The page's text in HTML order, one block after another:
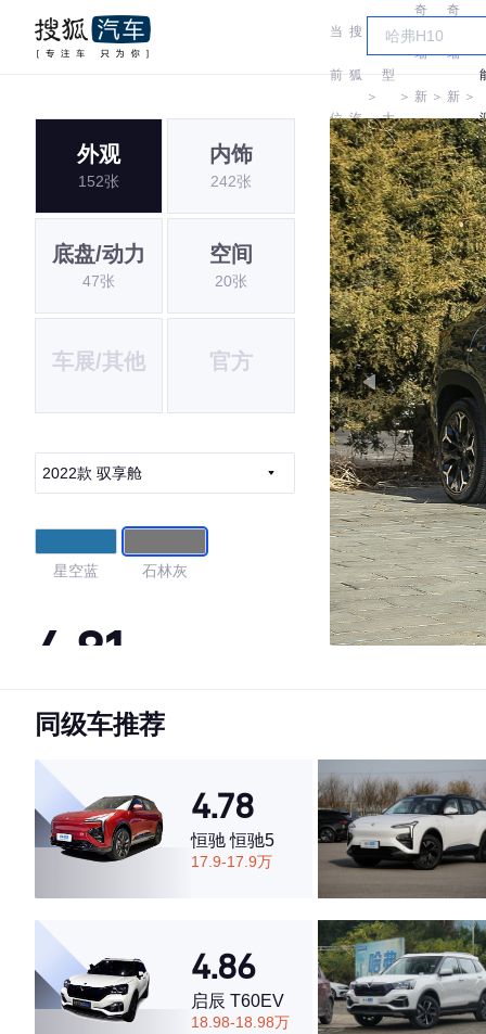
当
前
位
置:
搜
狐
汽
车
＞
车
型
大
全
＞
奇
瑞
新
能
源
＞
奇
瑞
新
能
源
＞
外观
152张
内饰
242张
底盘/动力
47张
空间
20张
车展/其他 官方
2022款 驭享舱
星空蓝 石林灰
4.81
·外观表现较为优秀，优于55%同级车
·空间表现较为优秀，优于87%同级车
同级车推荐
4.78
恒驰 恒驰5
17.9-17.9万
4.86
启辰 T60EV
18.98-18.98万